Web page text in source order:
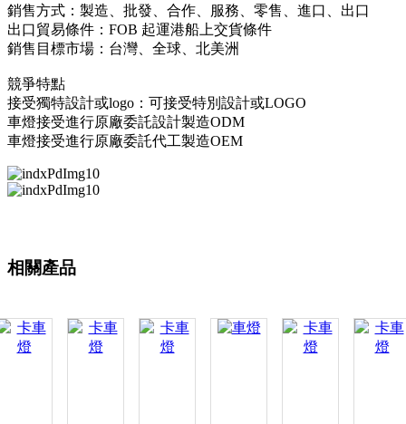
銷售方式：製造、批發、合作、服務、零售、進口、出口
出口貿易條件：FOB 起運港船上交貨條件
銷售目標市場：台灣、全球、北美洲
競爭特點
接受獨特設計或logo：可接受特別設計或LOGO
車燈接受進行原廠委託設計製造ODM
車燈接受進行原廠委託代工製造OEM
相關產品